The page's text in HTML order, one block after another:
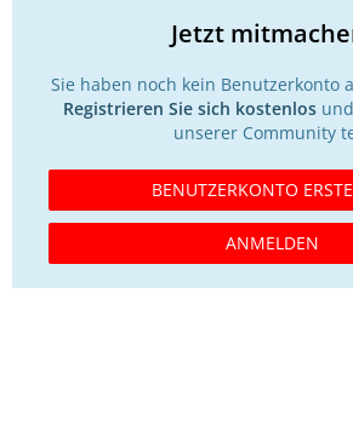
Jetzt
Sie haben noch kein Benutzerkonto
Registrieren Sie sich kostenlosund
unserer Community
BENUTZERKONTO
ANMELDEN